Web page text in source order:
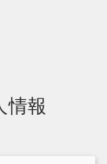
情報